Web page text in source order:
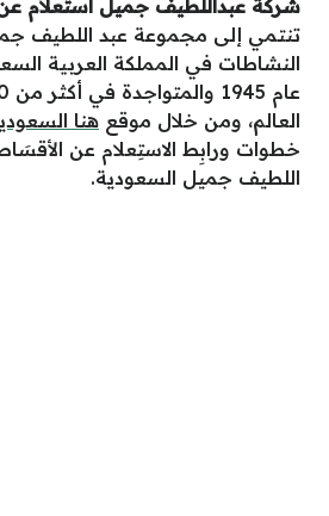
شركة عبداللطيف جميل استعلام
تنتمي إلى مجموعة عبد اللطيف
النشاطات في المملكة العربية
العالم، ومن خلال موقع هنا
خطوات ورابِط الاستِعلام عن
اللطيف جميل السعودية.